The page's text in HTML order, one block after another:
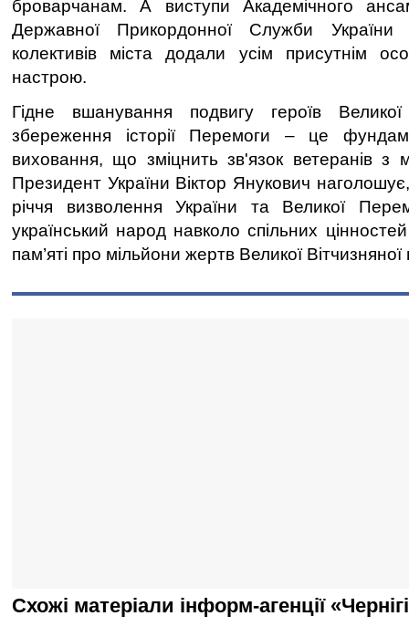
броварчанам. А виступи Академічного
Державної Прикордонної Служби України
колективів міста додали усім присутнім
настрою.
Гідне вшанування подвигу героїв Великої
збереження історії Перемоги – це
виховання, що зміцнить зв'язок ветеранів з
Президент України Віктор Янукович
річчя визволення України та Великої
український народ навколо спільних цінностей
пам’яті про мільйони жертв Великої Вітчизняної
Схожі матеріали інформ-агенції